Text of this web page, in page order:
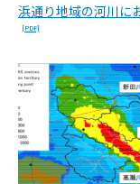
浜通り地域の河川に